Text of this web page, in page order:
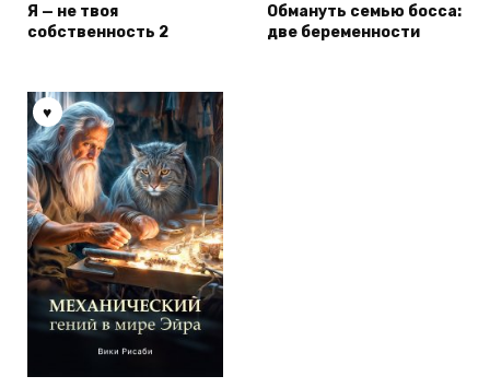
Я — не твоя
собственность 2
Обмануть семью босса:
две беременности